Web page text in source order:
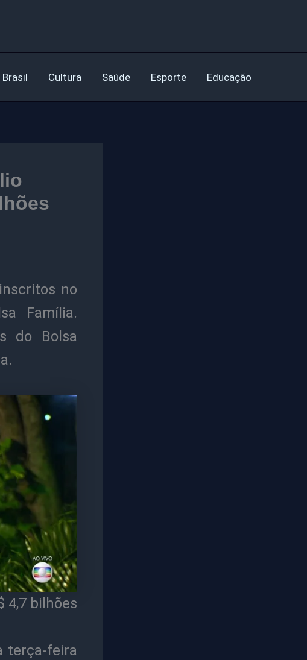
Brasil Cultura Saúde Esporte Educação
no
Família.
do Bolsa
4,7 bilhões
terça-feira